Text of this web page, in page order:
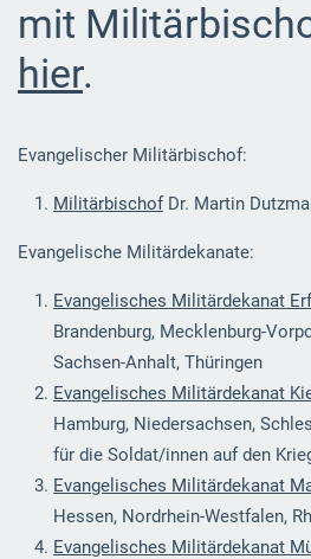
mit
hier.
Evangelischer Militärbischof:
MilitärbischofDr. Martin
Evangelische Militärdekanate:
Evangelisches Militärdekanat
Brandenburg, Mecklenburg-
Sachsen-Anhalt, Thüringen
Evangelisches Militärdekanat
Hamburg, Niedersachsen,
für die Soldat/innen auf den
Evangelisches Militärdekanat
Hessen, Nordrhein-Westfalen,
Evangelisches Militärdekanat